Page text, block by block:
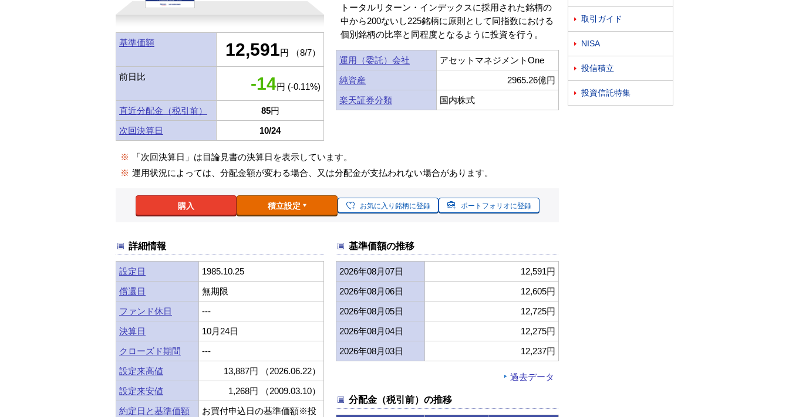
基準価額 12,591円 （8/7）
前日比 -14円 (-0.11%)
直近分配金（税引前） 85円
次回決算日
10/24
トータルリターン・インデックスに採用された銘柄の
中から200ないし225銘柄に原則として同指数における
個別銘柄の比率と同程度となるように投資を行う。
運用（委託）会社
アセットマネジメントOne
純資産
2965.26億円
楽天証券分類
国内株式
※
「次回決算日」は目論見書の決算日を表示しています。
※ 運用状況によっては、分配金額が変わる場合、又は分配金が支払われない場合があります。
購入 積立設定 お気に入り銘柄に登録 ポートフォリオに登録
詳細情報
設定日
1985.10.25
償還日
無期限
ファンド休日
---
決算日
10月24日
クローズド期間
---
設定来高値
13,887円 （2026.06.22）
設定来安値
1,268円 （2009.03.10）
約定日と基準価額
お買付申込日の基準価額※投
基準価額の推移
2026年08月07日
12,591円
2026年08月06日
12,605円
2026年08月05日
12,725円
2026年08月04日
12,275円
2026年08月03日
12,237円
過去データ
分配金（税引前）の推移
 取引ガイド
 NISA
 投信積立
 投資信託特集